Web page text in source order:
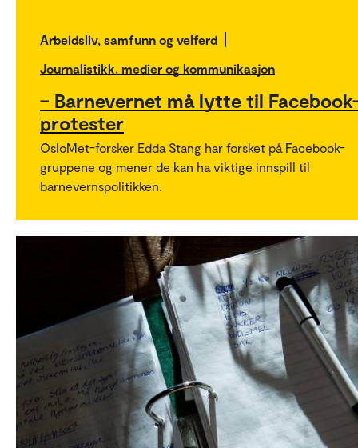
Arbeidsliv, samfunn og velferd
Journalistikk, medier og kommunikasjon
– Barnevernet må lytte til
protester
OsloMet-forsker Edda Stang har forsket på Facebook-
gruppene og mener de kan ha viktige innspill til
barnevernspolitikken.